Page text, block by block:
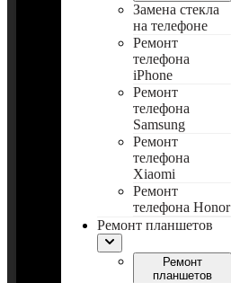
Замена стекла
на телефоне
Ремонт
телефона
iPhone
Ремонт
телефона
Samsung
Ремонт
телефона
Xiaomi
Ремонт
телефона Honor
Ремонт планшетов
Ремонт
планшетов